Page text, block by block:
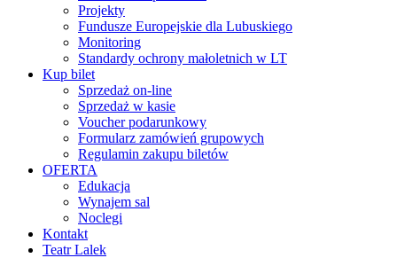
Projekty
Fundusze Europejskie dla Lubuskiego
Monitoring
Standardy ochrony małoletnich w LT
Kup bilet
Sprzedaż on-line
Sprzedaż w kasie
Voucher podarunkowy
Formularz zamówień grupowych
Regulamin zakupu biletów
OFERTA
Edukacja
Wynajem sal
Noclegi
Kontakt
Teatr Lalek